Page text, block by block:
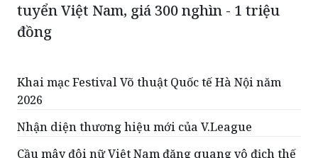
tuyển Việt Nam, giá 300 nghìn - 1 triệu
đồng
Khai mạc Festival Võ thuật Quốc tế Hà Nội năm
2026
Nhận diện thương hiệu mới của V.League
Cầu mây đôi nữ Việt Nam đăng quang vô địch thế